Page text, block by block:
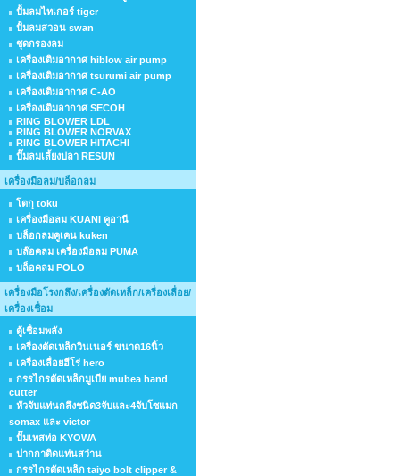
ปั้มลมไทเกอร์ tiger
ปั้มลมสวอน swan
ชุดกรองลม
เครื่องเติมอากาศ hiblow air pump
เครื่องเติมอากาศ tsurumi air pump
เครื่องเติมอากาศ C-AO
เครื่องเติมอากาศ SECOH
RING BLOWER LDL
RING BLOWER NORVAX
RING BLOWER HITACHI
ปั๊มลมเลี้ยงปลา RESUN
เครื่องมือลม/บล็อกลม
โตกุ toku
เครื่องมือลม KUANI คูอานี
บล็อกลมคูเคน kuken
บล๊อคลม เครื่องมือลม PUMA
บล็อคลม POLO
เครื่องมือโรงกลึง/เครื่องตัดเหล็ก/เครื่องเลื่อย/
เครื่องเชื่อม
ตู้เชื่อมพลัง
เครื่องตัดเหล็กวินเนอร์ ขนาด16นิ้ว
เครื่องเลื่อยฮีโร่ hero
กรรไกรตัดเหล็กมูเบีย mubea hand
cutter
หัวจับแท่นกลึงชนิด3จับและ4จับโซแมก
somax และ victor
ปั๊มเทสท่อ KYOWA
ปากกาติดแท่นสว่าน
กรรไกรตัดเหล็ก taiyo bolt clipper &